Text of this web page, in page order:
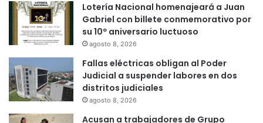
Lotería Nacional homenajeará a Juan
Gabriel con billete conmemorativo por
su 10º aniversario luctuoso
agosto 8, 2026
Fallas eléctricas obligan al Poder
Judicial a suspender labores en dos
distritos judiciales
agosto 8, 2026
Acusan a trabajadores de Grupo